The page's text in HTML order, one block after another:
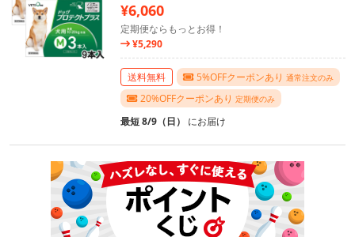
¥6,060
定期便ならもっとお得！
¥5,290
送料無料 5%OFFクーポンあり 通常注文のみ
20%OFFクーポンあり 定期便のみ
最短 8/9（日） にお届け